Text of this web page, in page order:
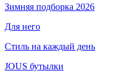
Зимняя подборка 2026
Для него
Стиль на каждый день
JOUS бутылки